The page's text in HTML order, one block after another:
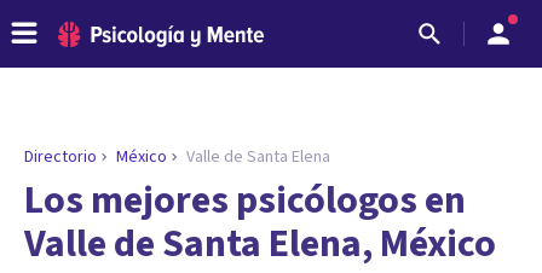
Directorio México Valle de Santa Elena
Los mejores psicólogos en
Valle de Santa Elena, México